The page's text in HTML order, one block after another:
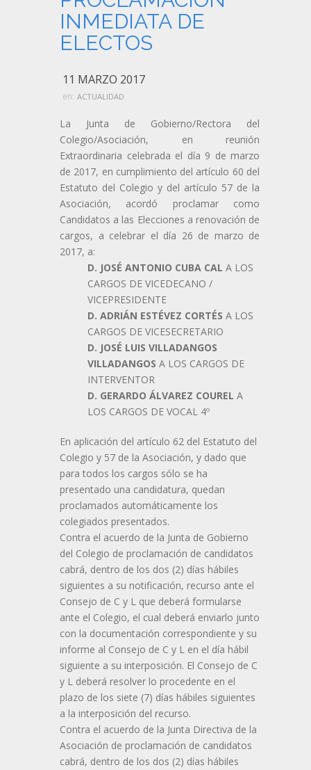
INMEDIATA DE
ELECTOS
11 MARZO 2017
en: ACTUALIDAD
La Junta de Gobierno/Rectora del
Colegio/Asociación, en reunión
Extraordinaria celebrada el día 9 de marzo
de 2017, en cumplimiento del artículo 60 del
Estatuto del Colegio y del artículo 57 de la
Asociación, acordó proclamar como
Candidatos a las Elecciones a renovación de
cargos, a celebrar el día 26 de marzo de
2017, a:
D. JOSÉ ANTONIO CUBA CAL A LOS
CARGOS DE VICEDECANO /
VICEPRESIDENTE
D. ADRIÁN ESTÉVEZ CORTÉS A LOS
CARGOS DE VICESECRETARIO
D. JOSÉ LUIS VILLADANGOS
VILLADANGOS A LOS CARGOS DE
INTERVENTOR
D. GERARDO ÁLVAREZ COUREL A
LOS CARGOS DE VOCAL 4º
En aplicación del artículo 62 del Estatuto del
Colegio y 57 de la Asociación, y dado que
para todos los cargos sólo se ha
presentado una candidatura, quedan
proclamados automáticamente los
colegiados presentados.
Contra el acuerdo de la Junta de Gobierno
del Colegio de proclamación de candidatos
cabrá, dentro de los dos (2) días hábiles
siguientes a su notificación, recurso ante el
Consejo de C y L que deberá formularse
ante el Colegio, el cual deberá enviarlo junto
con la documentación correspondiente y su
informe al Consejo de C y L en el día hábil
siguiente a su interposición. El Consejo de C
y L deberá resolver lo procedente en el
plazo de los siete (7) días hábiles siguientes
a la interposición del recurso.
Contra el acuerdo de la Junta Directiva de la
Asociación de proclamación de candidatos
cabrá, dentro de los dos (2) días hábiles